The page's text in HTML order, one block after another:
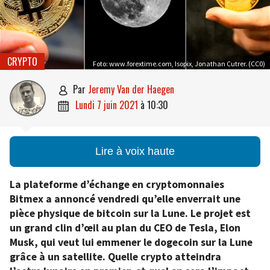
Foto: www.forextime.com, Isopix, Jonathan Cutrer. (CC0)
CRYPTO
 par Jeremy Van der Haegen
 lundi 7 juin 2021 à 10:30
Lire à voix haute
La plateforme d’échange en cryptomonnaies
Bitmex a annoncé vendredi qu’elle enverrait une
pièce physique de bitcoin sur la Lune. Le projet est
un grand clin d’œil au plan du CEO de Tesla, Elon
Musk, qui veut lui emmener le dogecoin sur la Lune
grâce à un satellite. Quelle crypto atteindra